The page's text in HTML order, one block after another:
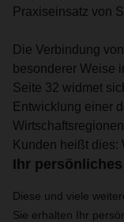
Praxiseinsatz von
Die Verbindung
besonderer Weise
Seite 32 widmet
Entwicklung einer
Kunden heißt dies:
Ihr
Diese und viele
Sie erhalten Ihr